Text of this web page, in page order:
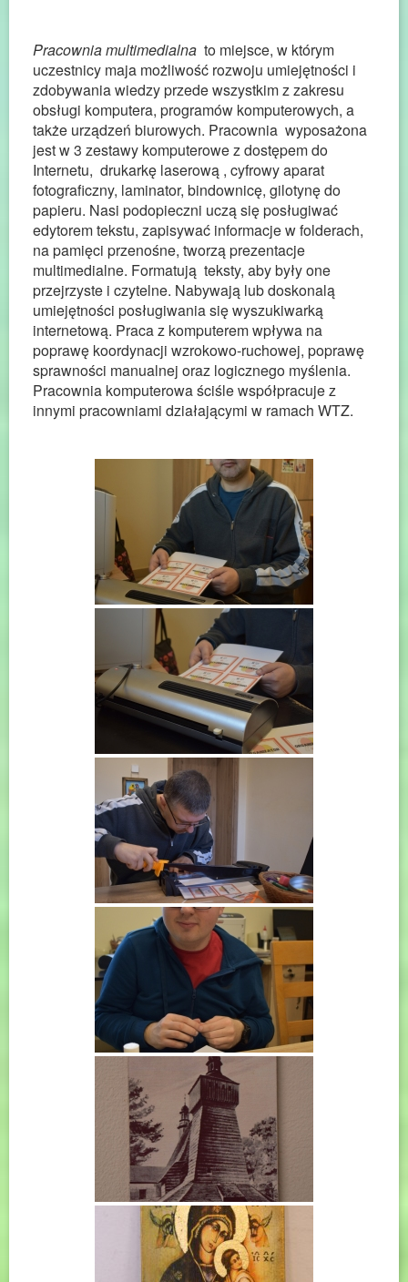
Pracownia multimedialna to miejsce, w którym
uczestnicy maja możliwość rozwoju umiejętności i
zdobywania wiedzy przede wszystkim z zakresu
obsługi komputera, programów komputerowych, a
także urządzeń biurowych. Pracownia wyposażona
jest w 3 zestawy komputerowe z dostępem do
Internetu, drukarkę laserową , cyfrowy aparat
fotograficzny, laminator, bindownicę, gilotynę do
papieru. Nasi podopieczni uczą się posługiwać
edytorem tekstu, zapisywać informacje w folderach,
na pamięci przenośne, tworzą prezentacje
multimedialne. Formatują teksty, aby były one
przejrzyste i czytelne. Nabywają lub doskonalą
umiejętności posługiwania się wyszukiwarką
internetową. Praca z komputerem wpływa na
poprawę koordynacji wzrokowo-ruchowej, poprawę
sprawności manualnej oraz logicznego myślenia.
Pracownia komputerowa ściśle współpracuje z
innymi pracowniami działającymi w ramach WTZ.